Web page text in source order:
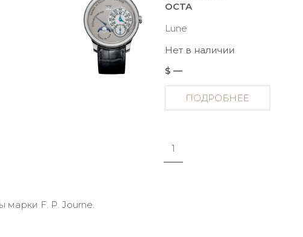
OCTA
Lune
Нет в наличии
$ —
ПОДРОБНЕЕ
1
F. P. Journe.